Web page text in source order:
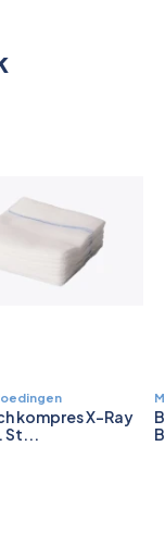
kompres X-Ray
St...